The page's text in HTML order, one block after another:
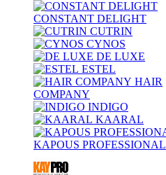
CONSTANT DELIGHT
CUTRIN
CYNOS
DE LUXE
ESTEL
HAIR
COMPANY
INDIGO
KAARAL
KAPOUS PROFESSIONAL